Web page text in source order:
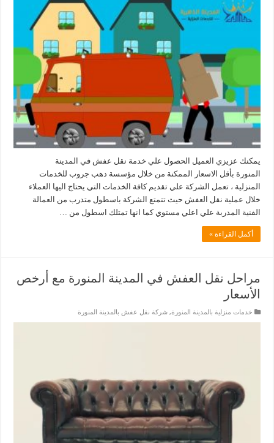
يمكنك عزيزي العميل الحصول علي خدمة نقل عفش في المدينة
المنورة بأقل الاسعار الممكنة من خلال مؤسسة دهب جروب للخدمات
المنزلية ، تعمل الشركة علي تقديم كافة الخدمات التي يحتاج اليها العملاء
خلال عملية نقل العفش حيث تتمتع الشركة باسطول متدرب من العمالة
الفنية المدربة علي اعلي مستوي كما انها تمتلك اسطول من …
أكمل القراءة »
مراحل نقل العفش في المدينة المنورة مع أرخص
الأسعار
خدمات منزلية بالمدينة المنورة,شركة نقل عفش بالمدينة المنورة